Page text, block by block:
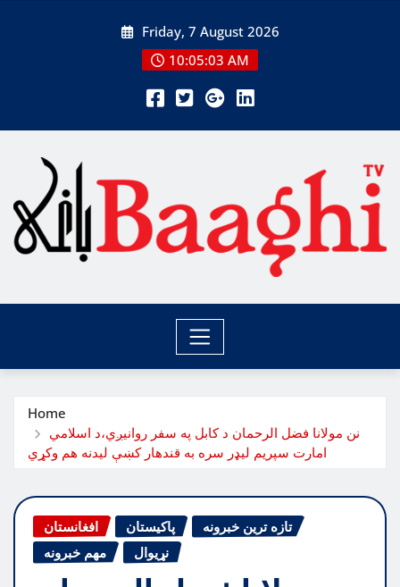
Friday, 7 August 2026
10:05:05 AM
Home
نن مولانا فضل الرحمان د کابل په سفر روانیږي،د اسلامي
امارت سپریم لیډر سره به قندهار کښې لیدنه هم وکړي
افغانستان پاکیستان
تازه ترین خبرونه
مهم خبرونه
نړیوال